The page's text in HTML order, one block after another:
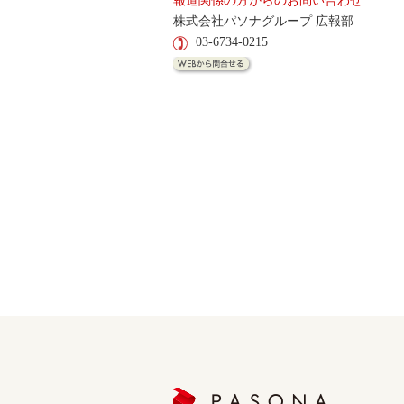
株式会社パソナグループ 広報部
03-6734-0215